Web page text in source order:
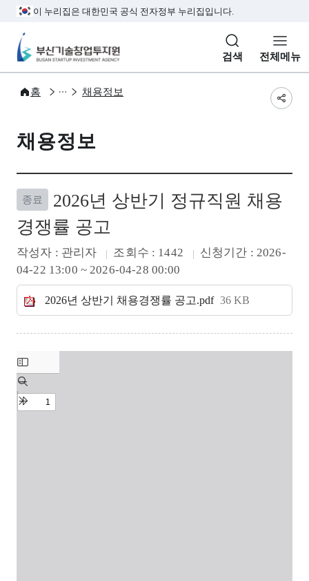
본문 바로가기
주메뉴 바로가기
서브메뉴 바로가기
하단메뉴 바로가기
이 누리집은 대한민국 공식 전자정부 누리집입니다.
부산기술창업투자원
검색 전체메뉴
홈
소식과정보 채용정보
공
채용정보
종료
2026년 상반기 정규직원 채용
경쟁률 공고
작성자 : 관리자 조회수 : 1442 신청기간 : 2026-
04-22 13:00 ~ 2026-04-28 00:00
2026년 상반기 채용경쟁률 공고.pdf 36 KB